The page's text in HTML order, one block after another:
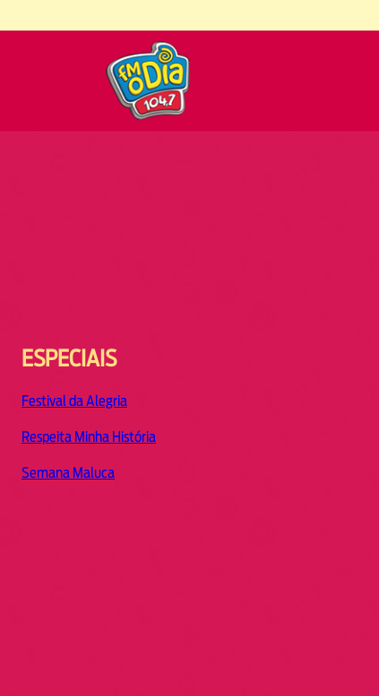
ESPECIAIS
Festival da Alegria
Respeita Minha História
Semana Maluca